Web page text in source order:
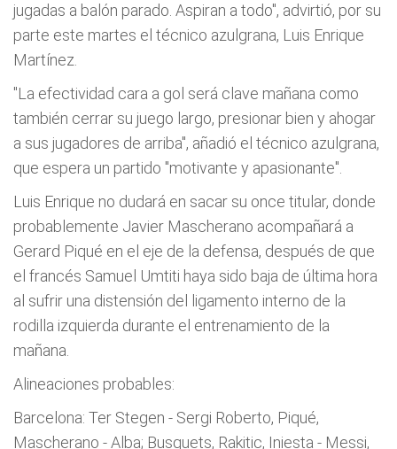
jugadas a balón parado. Aspiran a todo", advirtió, por su
parte este martes el técnico azulgrana, Luis Enrique
Martínez.
"La efectividad cara a gol será clave mañana como
también cerrar su juego largo, presionar bien y ahogar
a sus jugadores de arriba", añadió el técnico azulgrana,
que espera un partido "motivante y apasionante".
Luis Enrique no dudará en sacar su once titular, donde
probablemente Javier Mascherano acompañará a
Gerard Piqué en el eje de la defensa, después de que
el francés Samuel Umtiti haya sido baja de última hora
al sufrir una distensión del ligamento interno de la
rodilla izquierda durante el entrenamiento de la
mañana.
Alineaciones probables:
Barcelona: Ter Stegen - Sergi Roberto, Piqué,
Mascherano - Alba; Busquets, Rakitic, Iniesta - Messi,